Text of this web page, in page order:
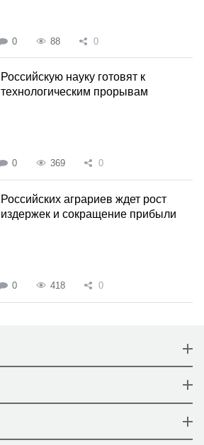
0 88 0
Российскую науку готовят к
технологическим прорывам
0 369 0
Российских аграриев ждет рост
издержек и сокращение прибыли
0 418 0